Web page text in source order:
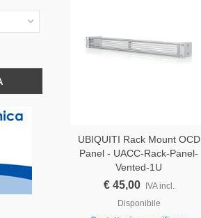
UBIQUITI Rack Mount OCD
Panel - UACC-Rack-Panel-
Vented-1U
€ 45,00
IVA incl.
Disponibile